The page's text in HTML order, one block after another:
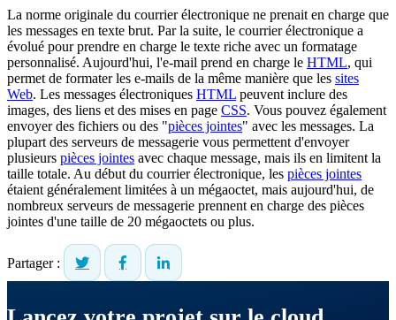
La norme originale du courrier électronique ne prenait en charge que
les messages en texte brut. Par la suite, le courrier électronique a
évolué pour prendre en charge le texte riche avec un formatage
personnalisé. Aujourd'hui, l'e-mail prend en charge le HTML, qui
permet de formater les e-mails de la même manière que les sites
Web. Les messages électroniques HTML peuvent inclure des
images, des liens et des mises en page CSS. Vous pouvez également
envoyer des fichiers ou des "pièces jointes" avec les messages. La
plupart des serveurs de messagerie vous permettent d'envoyer
plusieurs pièces jointes avec chaque message, mais ils en limitent la
taille totale. Au début du courrier électronique, les pièces jointes
étaient généralement limitées à un mégaoctet, mais aujourd'hui, de
nombreux serveurs de messagerie prennent en charge des pièces
jointes d'une taille de 20 mégaoctets ou plus.
Partager :